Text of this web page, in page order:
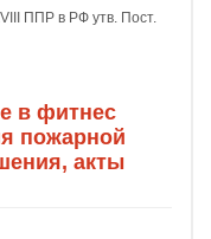
ППР в РФ утв. Пост.
в фитнес
пожарной
акты